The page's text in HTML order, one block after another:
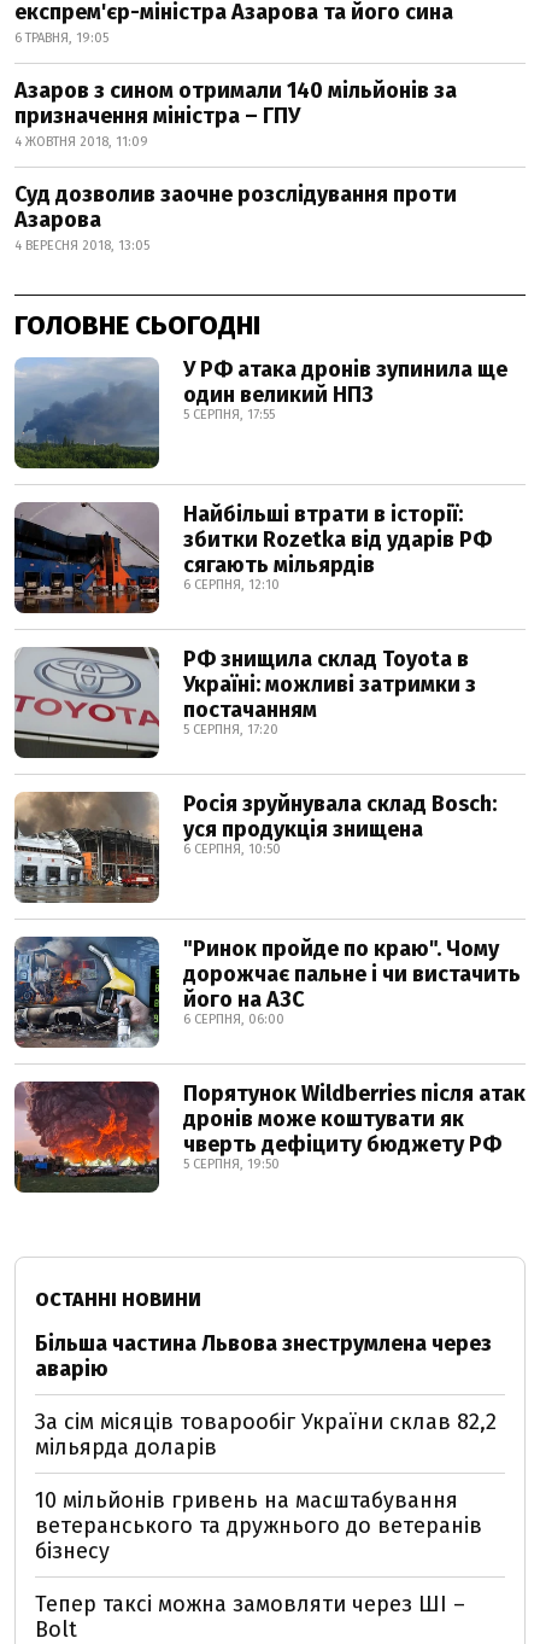
експрем'єр-міністра Азарова та його сина
6 ТРАВНЯ, 19:05
Азаров з сином отримали 140 мільйонів за
призначення міністра – ГПУ
4 ЖОВТНЯ 2018, 11:09
Суд дозволив заочне розслідування проти
Азарова
4 ВЕРЕСНЯ 2018, 13:05
ГОЛОВНЕ СЬОГОДНІ
У РФ атака дронів зупинила ще
один великий НПЗ
5 СЕРПНЯ, 17:55
Найбільші втрати в історії:
збитки Rozetka від ударів РФ
сягають мільярдів
6 СЕРПНЯ, 12:10
РФ знищила склад Toyota в
Україні: можливі затримки з
постачанням
5 СЕРПНЯ, 17:20
Росія зруйнувала склад Bosch:
уся продукція знищена
6 СЕРПНЯ, 10:50
"Ринок пройде по краю". Чому
дорожчає пальне і чи вистачить
його на АЗС
6 СЕРПНЯ, 06:00
Порятунок Wildberries після атак
дронів може коштувати як
чверть дефіциту бюджету РФ
5 СЕРПНЯ, 19:50
ОСТАННІ НОВИНИ
Більша частина Львова знеструмлена через
аварію
За сім місяців товарообіг України склав 82,2
мільярда доларів
10 мільйонів гривень на масштабування
ветеранського та дружнього до ветеранів
бізнесу
Тепер таксі можна замовляти через ШІ –
Bolt